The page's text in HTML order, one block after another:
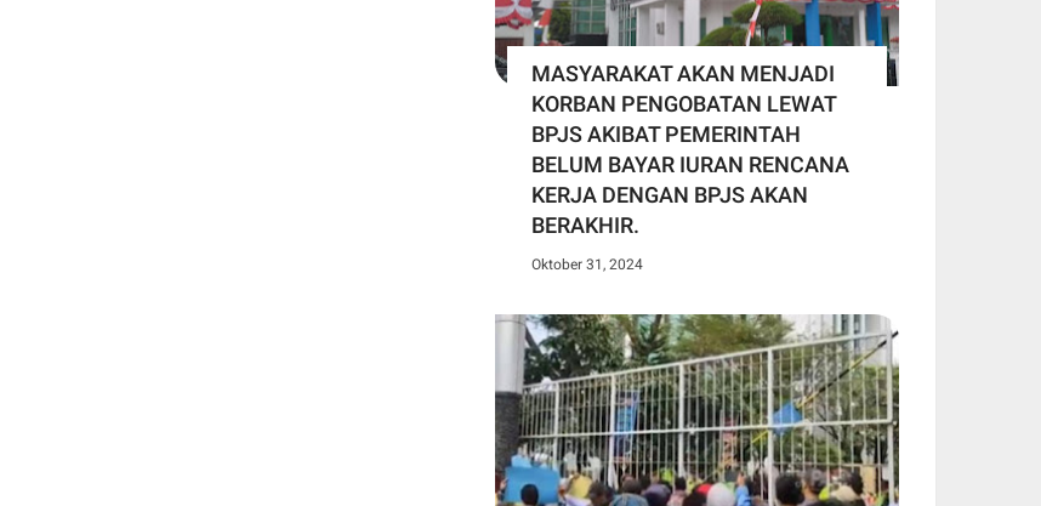
MASYARAKAT AKAN MENJADI
KORBAN PENGOBATAN LEWAT
BPJS AKIBAT PEMERINTAH
BELUM BAYAR IURAN RENCANA
KERJA DENGAN BPJS AKAN
BERAKHIR.
Oktober 31, 2024